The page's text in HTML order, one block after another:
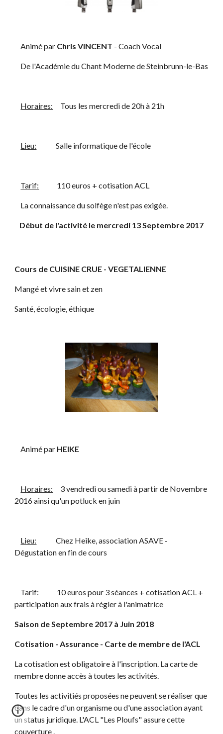
    Animé par
Chris VINCENT - Coach Vocal
    De l'Académie du Chant Moderne de Steinbrunn-le-Bas
Horaires:
     Tous les mercredi de 20h à 21h
Lieu:
             Salle informatique de l'école
Tarif:
            110 euros + cotisation ACL
    La connaissance du solfège n'est pas exigée.
Début de l'activité le mercredi 13 Septembre 2017
Cours de CUISINE CRUE - VEGETALIENNE
Mangé et vivre sain et zen
Santé, écologie, éthique
    Animé par
HEIKE
Horaires:
     3 vendredi ou samedi à partir de Novembre
2016 ainsi qu'un potluck en juin
Lieu:
             Chez Heike, association ASAVE -
Dégustation en fin de cours
Tarif:
            10 euros pour 3 séances + cotisation ACL +
participation aux frais à régler à l'animatrice
Saison de Septembre 2017 à Juin 2018
Cotisation - Assurance - Carte de membre de l'ACL
La cotisation est obligatoire à l'inscription. La carte de
membre donne accès à toutes les activités.
Toutes les activitiés proposées ne peuvent se réaliser que
dans le cadre d'un organisme ou d'une association ayant
un status juridique. L'ACL "Les Ploufs" assure cette
couverture .